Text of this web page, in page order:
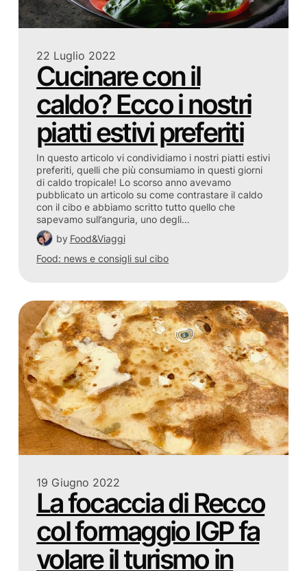
22 Luglio 2022
Cucinare con il
caldo? Ecco i nostri
piatti estivi preferiti
In questo articolo vi condividiamo i nostri piatti estivi
preferiti, quelli che più consumiamo in questi giorni
di caldo tropicale! Lo scorso anno avevamo
pubblicato un articolo su come contrastare il caldo
con il cibo e abbiamo scritto tutto quello che
sapevamo sull’anguria, uno degli…
by Food&Viaggi
Food: news e consigli sul cibo
19 Giugno 2022
La focaccia di Recco
col formaggio IGP fa
volare il turismo in